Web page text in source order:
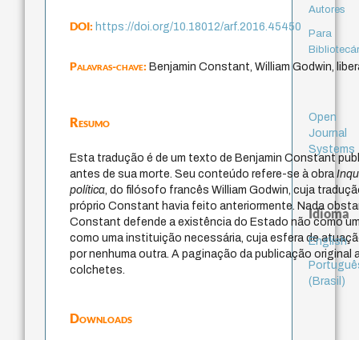
DOI:https://doi.org/10.18012/arf.2016.45450
Palavras-chave:Benjamin Constant, William Godwin,
Resumo
Esta tradução é de um texto de Benjamin Constant
antes de sua morte. Seu conteúdo refere-se à obra
política , do filósofo francês William Godwin, cuja
próprio Constant havia feito anteriormente. Nada
Constant defende a existência do Estado não como
como uma instituição necessária, cuja esfera de
por nenhuma outra. A paginação da publicação original
colchetes.
Downloads
Autores
Para
Open
Journal
Systems
Idioma
English
(Brasil)